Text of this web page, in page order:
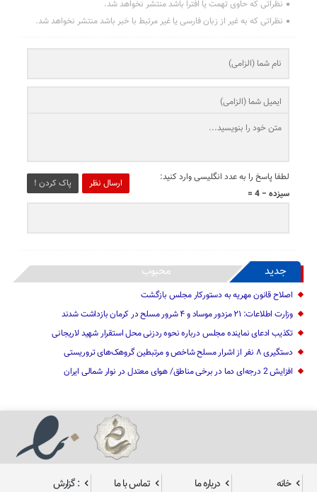
نظراتی که حاوی تهمت یا افترا باشد منتشر نخواهد شد.
نظراتی که به غیر از زبان فارسی یا غیر مرتبط با خبر باشد منتشر نخواهد شد.
ارسال نظر پاک کردن !
لطفا پاسخ را به عدد انگلیسی وارد کنید:
سیزده − 4 =
جدید محبوب
اصلاح قانون مهریه به دستورکار مجلس بازگشت
وزارت اطلاعات: ۲۱ مزدور موساد و ۴ شرور مسلح در کرمان بازداشت شدند
تکذیب ادعای نماینده مجلس درباره نحوه ردزنی محل استقرار شهید لاریجانی
دستگیری ۸ نفر از اشرار مسلح شاخص و مرتبطین گروهک‌های تروریستی
افزایش 2 درجه‌ای دما در برخی مناطق/ هوای معتدل در نوار شمالی ایران
خانه درباره ما تماس با ما : گزارش